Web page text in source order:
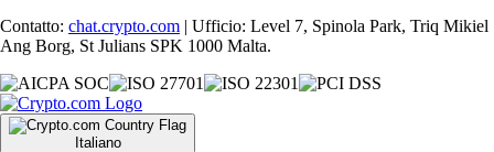
Contatto: chat.crypto.com | Ufficio: Level 7, Spinola Park, Triq Mikiel
Ang Borg, St Julians SPK 1000 Malta.
Italiano